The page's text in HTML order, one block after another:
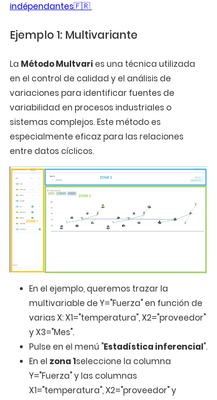
indépendantes🇫🇷
Ejemplo 1: Multivariante
La Método Multvari es una técnica utilizada
en el control de calidad y el análisis de
variaciones para identificar fuentes de
variabilidad en procesos industriales o
sistemas complejos. Este método es
especialmente eficaz para las relaciones
entre datos cíclicos.
En el ejemplo, queremos trazar la
multivariable de Y="Fuerza" en función de
varias X: X1="temperatura", X2="proveedor"
y X3="Mes".
Pulse en el menú "Estadística inferencial".
En el zona 1seleccione la columna
Y="Fuerza" y las columnas
X1="temperatura", X2="proveedor" y